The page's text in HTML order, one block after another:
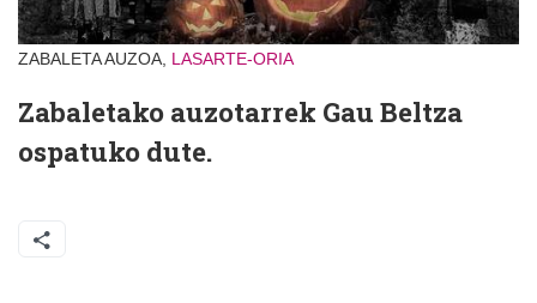
ZABALETA AUZOA, LASARTE-ORIA
Zabaletako auzotarrek Gau Beltza
ospatuko dute.